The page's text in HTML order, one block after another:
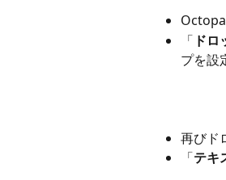
「 ド
プを設
再びド
「テキ